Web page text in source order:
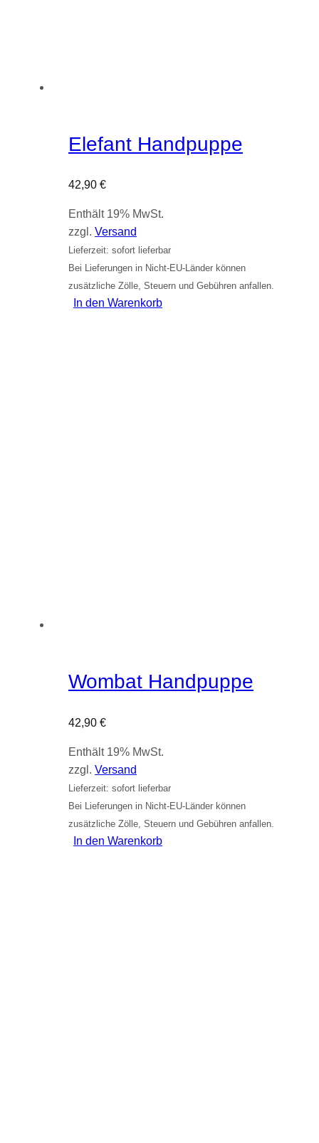
Elefant Handpuppe
42,90 €
Enthält 19% MwSt.
zzgl. Versand
Lieferzeit: sofort lieferbar
Bei Lieferungen in Nicht-EU-Länder können
zusätzliche Zölle, Steuern und Gebühren anfallen.
In den Warenkorb
Wombat Handpuppe
42,90 €
Enthält 19% MwSt.
zzgl. Versand
Lieferzeit: sofort lieferbar
Bei Lieferungen in Nicht-EU-Länder können
zusätzliche Zölle, Steuern und Gebühren anfallen.
In den Warenkorb